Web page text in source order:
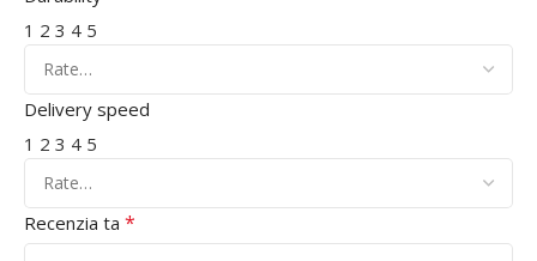
1 2 3 4 5
Delivery speed
1 2 3 4 5
Recenzia ta *